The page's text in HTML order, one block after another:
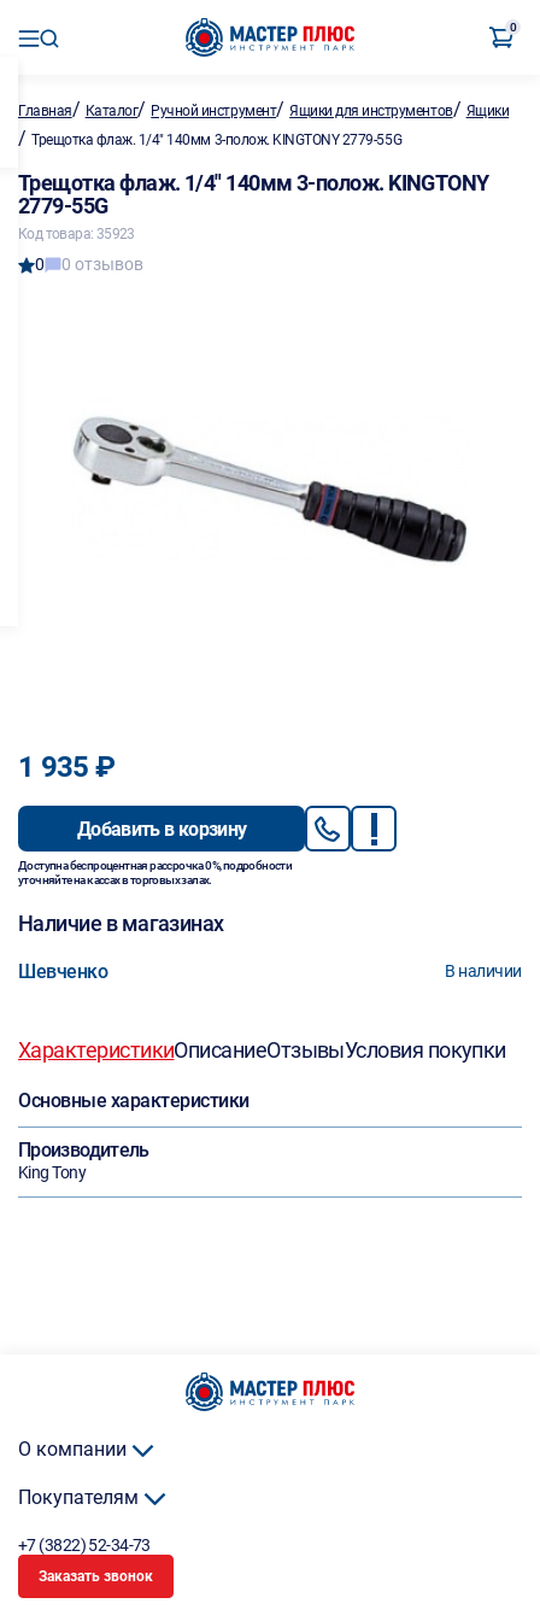
0
Главная/ Каталог/ Ручной инструмент/Ящики для инструментов/ Ящики
/ Трещотка флаж. 1/4" 140мм 3-полож. KINGTONY 2779-55G
Трещотка флаж. 1/4" 140мм 3-полож. KINGTONY
2779-55G
Код товара: 35923
0 0 отзывов
1 935 ₽
Добавить в корзину
Доступна беспроцентная рассрочка 0%, подробности
уточняйте на кассах в торговых залах.
Наличие в магазинах
Шевченко В наличии
ХарактеристикиОписаниеОтзывыУсловия покупки
Основные характеристики
Производитель
King Tony
О компании
Покупателям
+7 (3822) 52-34-73
Заказать звонок